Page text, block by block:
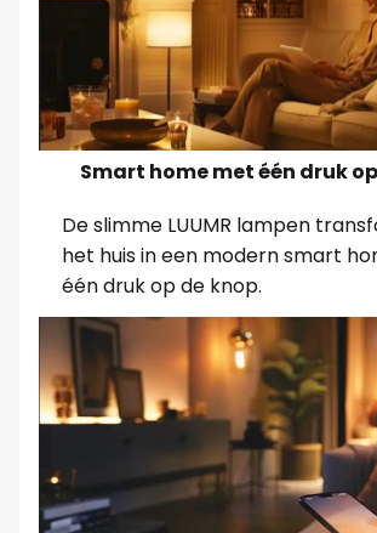
Smart home met één druk
De slimme LUUMR lampen
het huis in een modern smart
één druk op de knop.